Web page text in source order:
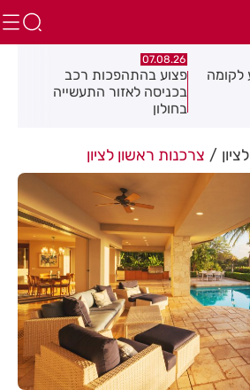
07.08.26
תיסלם ואתניקס הרימו את
חולון באוויר
צרכנות ראשון לציון